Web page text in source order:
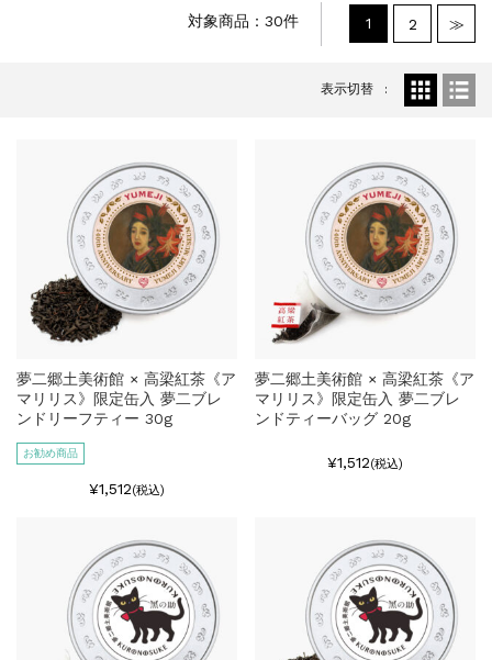
1 2 ≫
対象商品：30件
表示切替
夢二郷土美術館 × 高梁紅茶《ア
マリリス》限定缶入 夢二ブレ
ンドリーフティー 30g
お勧め商品
¥1,512(税込)
夢二郷土美術館 × 高梁紅茶《ア
マリリス》限定缶入 夢二ブレ
ンドティーバッグ 20g
¥1,512(税込)